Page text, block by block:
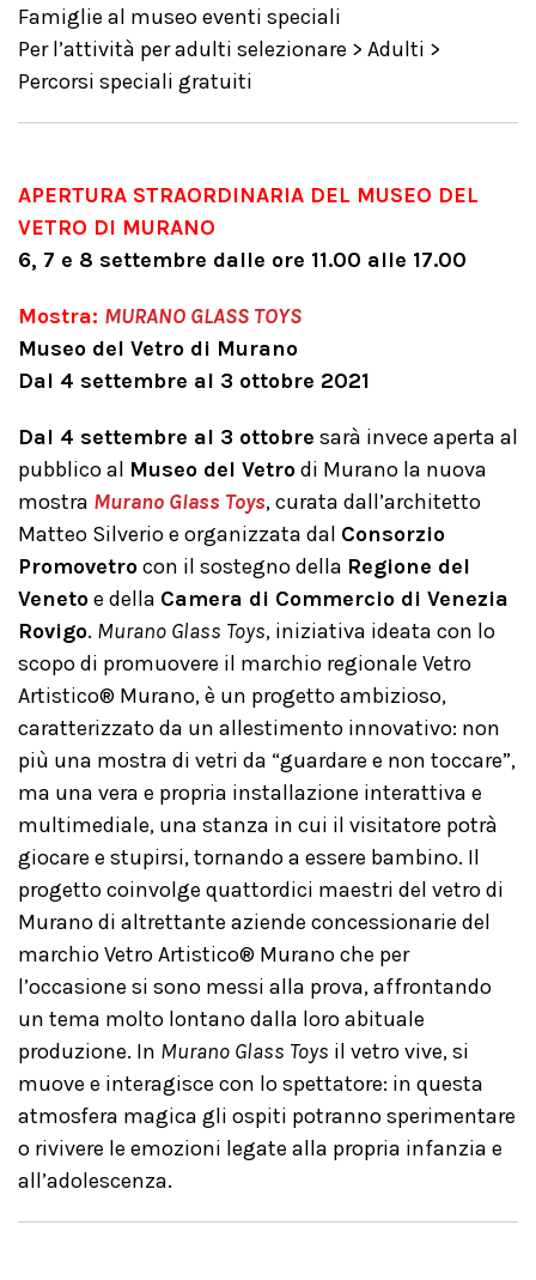
Famiglie al museo eventi speciali
Per l’attività per adulti selezionare > Adulti >
Percorsi speciali gratuiti
APERTURA STRAORDINARIA DEL MUSEO DEL
VETRO DI MURANO
6, 7 e 8 settembre dalle ore 11.00 alle 17.00
Mostra: MURANO GLASS TOYS
Museo del Vetro di Murano
Dal 4 settembre al 3 ottobre 2021
Dal 4 settembre al 3 ottobre sarà invece aperta al
pubblico al Museo del Vetrodi Murano la nuova
mostra Murano Glass Toys, curata dall’architetto
Matteo Silverio e organizzata dal Consorzio
Promovetrocon il sostegno della Regione del
Venetoe della Camera di Commercio di Venezia
Rovigo. Murano Glass Toys, iniziativa ideata con lo
scopo di promuovere il marchio regionale Vetro
Artistico® Murano, è un progetto ambizioso,
caratterizzato da un allestimento innovativo: non
più una mostra di vetri da “guardare e non toccare”,
ma una vera e propria installazione interattiva e
multimediale, una stanza in cui il visitatore potrà
giocare e stupirsi, tornando a essere bambino. Il
progetto coinvolge quattordici maestri del vetro di
Murano di altrettante aziende concessionarie del
marchio Vetro Artistico® Murano che per
l’occasione si sono messi alla prova, affrontando
un tema molto lontano dalla loro abituale
produzione. In Murano Glass Toys il vetro vive, si
muove e interagisce con lo spettatore: in questa
atmosfera magica gli ospiti potranno sperimentare
o rivivere le emozioni legate alla propria infanzia e
all’adolescenza.